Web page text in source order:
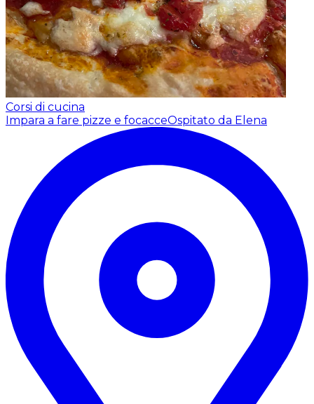
Corsi di cucina
Impara a fare pizze e focacceOspitato da Elena